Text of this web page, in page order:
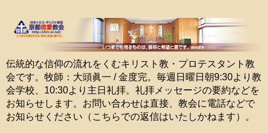
伝統的な信仰の流れをくむキリスト教・プロテスタント教
会です。牧師：大頭眞一 / 金度完。毎週日曜日朝9:30より教
会学校、10:30より主日礼拝。礼拝メッセージの要約などを
お知らせします。お問い合わせは直接、教会に電話などで
お知らせください（こちらでの返信はいたしかねます）。